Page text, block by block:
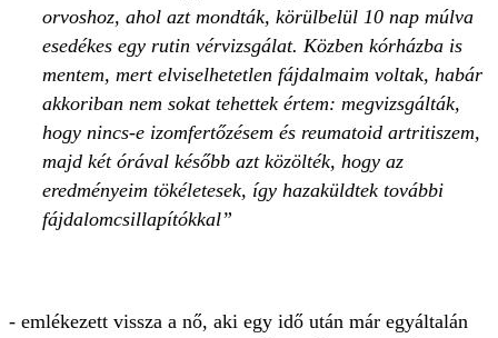
orvoshoz, ahol azt mondták, körülbelül 10 nap múlva
esedékes egy rutin vérvizsgálat. Közben kórházba is
mentem, mert elviselhetetlen fájdalmaim voltak, habár
akkoriban nem sokat tehettek értem: megvizsgálták,
hogy nincs-e izomfertőzésem és reumatoid artritiszem,
majd két órával később azt közölték, hogy az
eredményeim tökéletesek, így hazaküldtek további
fájdalomcsillapítókkal
- emlékezett vissza a nő, aki egy idő után már egyáltalán